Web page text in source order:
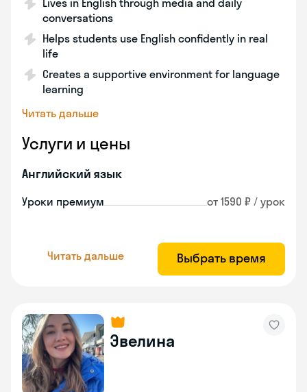
Lives in English through media and daily
conversations
Helps students use English confidently in real
life
Creates a supportive environment for language
learning
Читать дальше
Услуги и цены
Английский язык
Уроки премиум от 1590 ₽ / урок
Читать дальше Выбрать время
Эвелина